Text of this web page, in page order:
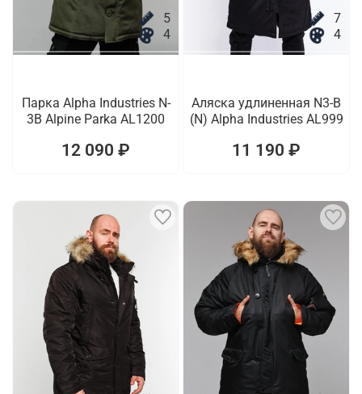
5
4
Парка Alpha Industries N-
3B Alpine Parka AL1200
12 090 ₽
7
4
Аляска удлиненная N3-B
(N) Alpha Industries AL999
11 190 ₽